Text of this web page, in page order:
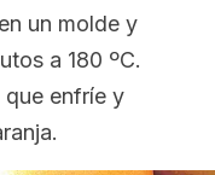
un molde y
a 180 ºC.
que enfríe y